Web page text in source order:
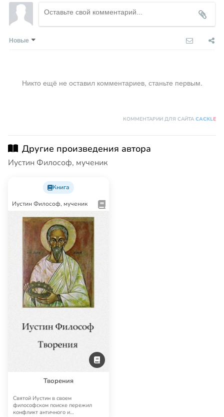
Новые
Никто ещё не оставил комментариев, станьте первым.
КОММЕНТАРИИ ДЛЯ САЙТА CACKLE
Другие произведения автора
Иустин Философ, мученик
Книга
Иустин Философ, мученик
Творения
Святой Иустин в своем
философском поиске пережил
конфликт античного и